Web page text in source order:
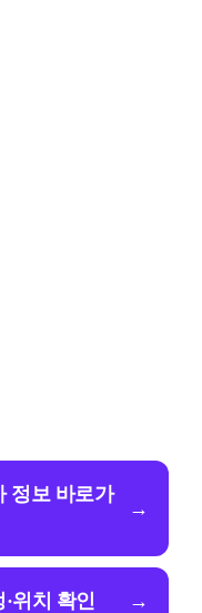
정보 바로가
→
위치 확인 →